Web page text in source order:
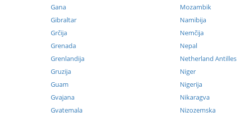
Gana
Gibraltar
Grčija
Grenada
Grenlandija
Gruzija
Guam
Gvajana
Gvatemala
Mozambik
Namibija
Nemčija
Nepal
Netherland Antilles
Niger
Nigerija
Nikaragva
Nizozemska